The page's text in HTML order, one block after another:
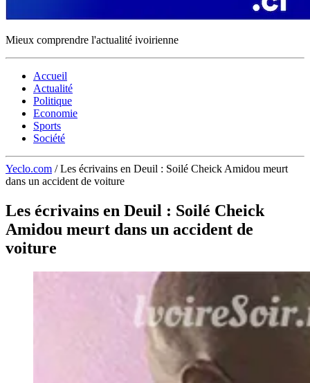
Mieux comprendre l'actualité ivoirienne
Accueil
Actualité
Politique
Economie
Sports
Société
Yeclo.com / Les écrivains en Deuil : Soilé Cheick Amidou meurt
dans un accident de voiture
Les écrivains en Deuil : Soilé Cheick
Amidou meurt dans un accident de
voiture